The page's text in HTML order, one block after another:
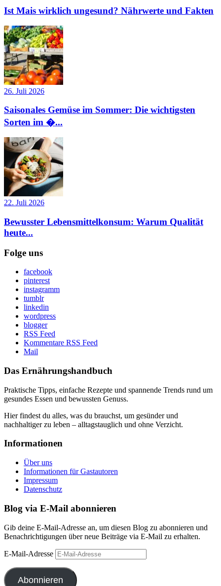
Ist Mais wirklich ungesund? Nährwerte und Fakten
26. Juli 2026
Saisonales Gemüse im Sommer: Die wichtigsten
Sorten im �...
22. Juli 2026
Bewusster Lebensmittelkonsum: Warum Qualität
heute...
Folge uns
facebook
pinterest
instagramm
tumblr
linkedin
wordpress
blogger
RSS Feed
Kommentare RSS Feed
Mail
Das Ernährungshandbuch
Praktische Tipps, einfache Rezepte und spannende Trends rund um
gesundes Essen und bewussten Genuss.
Hier findest du alles, was du brauchst, um gesünder und
nachhaltiger zu leben – alltagstauglich und ohne Verzicht.
Informationen
Über uns
Informationen für Gastautoren
Impressum
Datenschutz
Blog via E-Mail abonnieren
Gib deine E-Mail-Adresse an, um diesen Blog zu abonnieren und
Benachrichtigungen über neue Beiträge via E-Mail zu erhalten.
E-Mail-Adresse
Abonnieren